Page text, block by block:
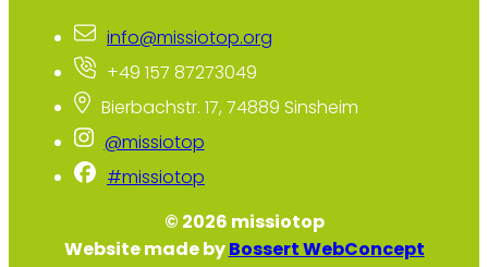
info@missiotop.org
+49 157 87273049
Bierbachstr. 17, 74889 Sinsheim
@missiotop
#missiotop
© 2026 missiotop
Website made byBossert WebConcept